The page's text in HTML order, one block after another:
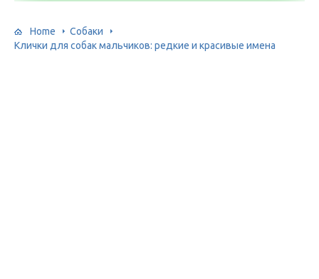
Home
Собаки
Клички для собак мальчиков: редкие и красивые имена